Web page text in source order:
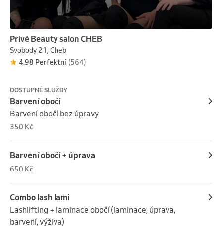
Privé Beauty salon CHEB
Svobody 21, Cheb
4.98 Perfektní (564)
DOSTUPNÉ SLUŽBY
Barvení obočí
Barvení obočí bez úpravy
350 Kč
Barvení obočí + úprava
650 Kč
Combo lash lami
Lashlifting + laminace obočí (laminace, úprava,
barvení, výživa)